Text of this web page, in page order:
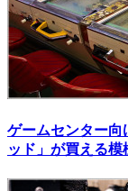
ゲームセンター向
ッド」が買える模